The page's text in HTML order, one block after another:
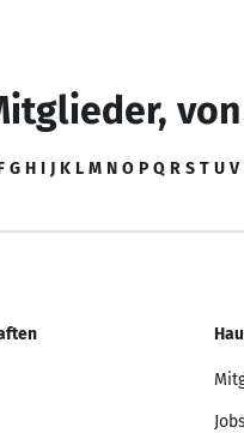
G H I J K L M N O P Q R S T U V